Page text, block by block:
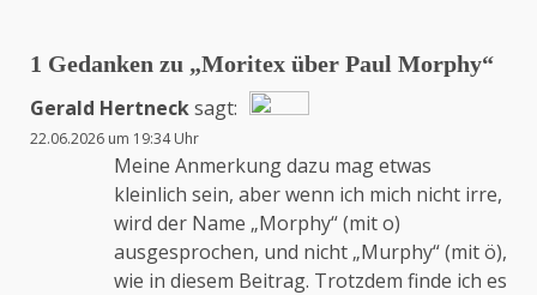
1 Gedanken zu „Moritex über Paul Morphy“
Gerald Hertnecksagt:
Das „Echte-Person“-Abzeichen!
Anti-Spam von CleanTalk
22.06.2026 um 19:34 Uhr
Meine Anmerkung dazu mag etwas
kleinlich sein, aber wenn ich mich nicht irre,
wird der Name „Morphy“ (mit o)
ausgesprochen, und nicht „Murphy“ (mit ö),
wie in diesem Beitrag. Trotzdem finde ich es